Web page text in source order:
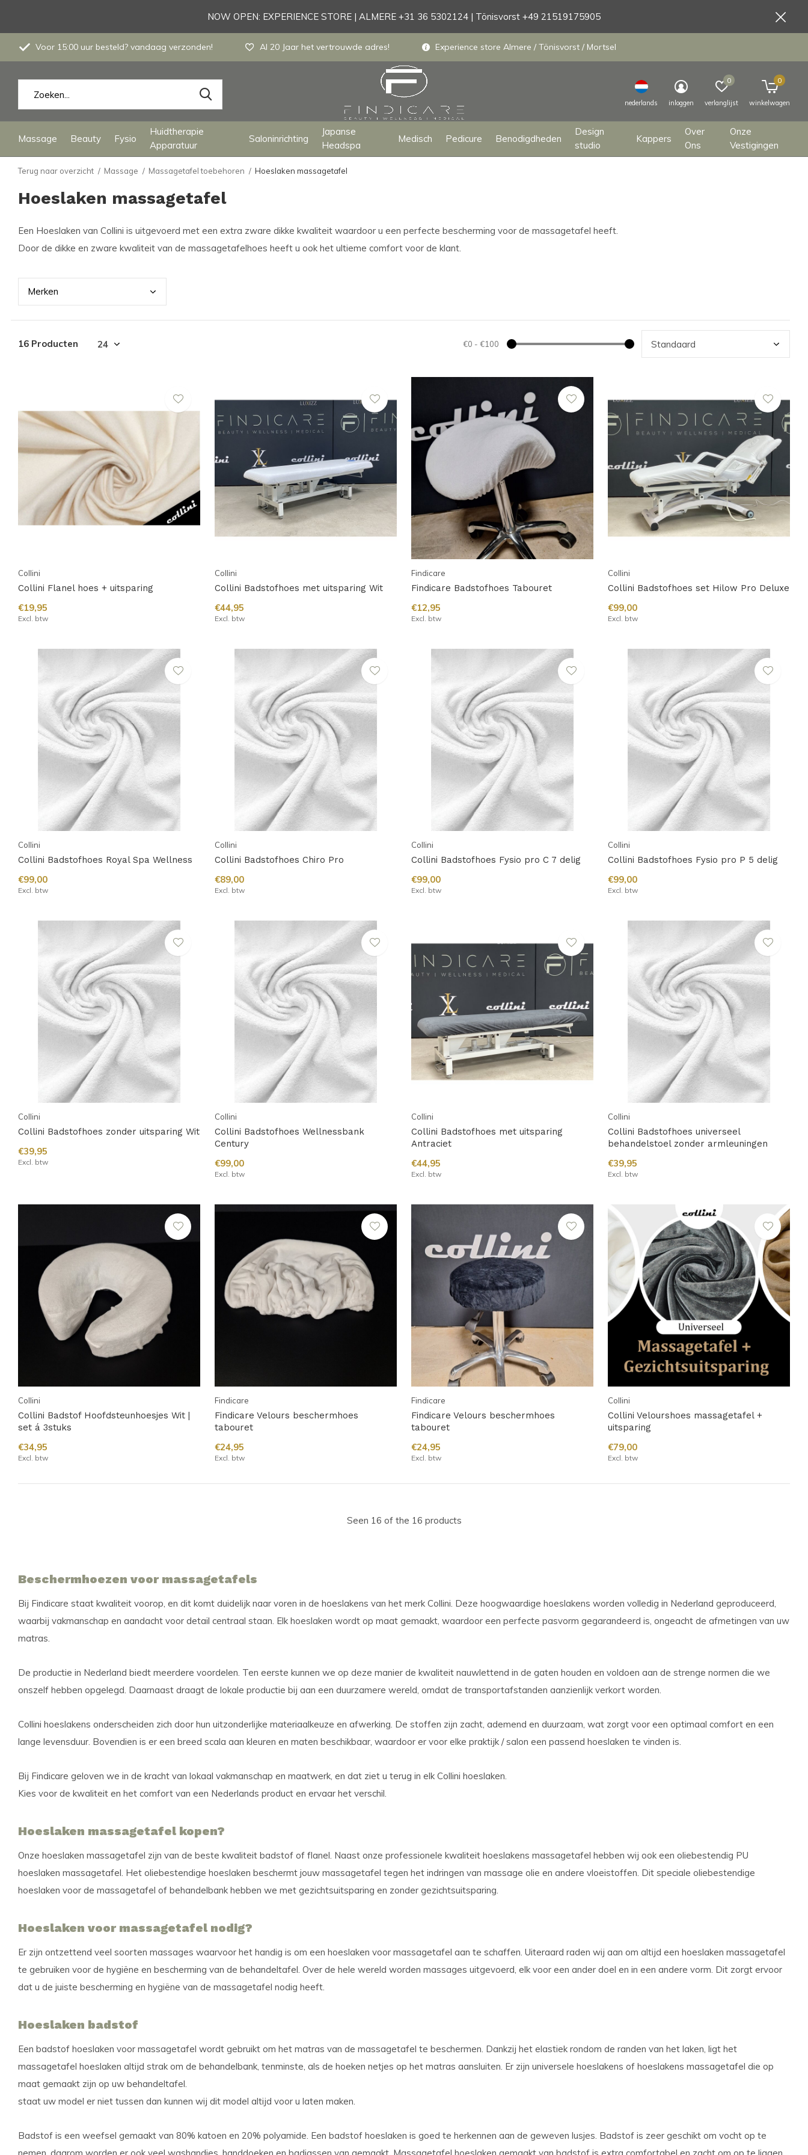
Massage Beauty Fysio
Huidtherapie
Apparatuur
Saloninrichting
Japanse
Headspa
Medisch Pedicure Benodigdheden
Design
studio
Kappers
Over
Ons
Onze
Vestigingen
nederlands inloggen verlanglijst
0
winkelwagen
0
Voor 15:00 uur besteld? vandaag verzonden! Al 20 Jaar het vertrouwde adres! Experience store Almere / Tönisvorst / Mortsel
NOW OPEN: EXPERIENCE STORE | ALMERE +31 36 5302124 | Tönisvorst +49 21519175905
Terug naar overzicht Massage Massagetafel toebehoren Hoeslaken massagetafel
Hoeslaken massagetafel
Een Hoeslaken van Collini is uitgevoerd met een extra zware dikke kwaliteit waardoor u een perfecte bescherming voor de massagetafel heeft.
Door de dikke en zware kwaliteit van de massagetafelhoes heeft u ook het ultieme comfort voor de klant.
Merken
16 Producten €0 - €100
Collini
Collini Flanel hoes + uitsparing
€19,95
Excl. btw
Collini
Collini Badstofhoes met uitsparing Wit
€44,95
Excl. btw
Findicare
Findicare Badstofhoes Tabouret
€12,95
Excl. btw
Collini
Collini Badstofhoes set Hilow Pro Deluxe
€99,00
Excl. btw
Collini
Collini Badstofhoes Royal Spa Wellness
€99,00
Excl. btw
Collini
Collini Badstofhoes Chiro Pro
€89,00
Excl. btw
Collini
Collini Badstofhoes Fysio pro C 7 delig
€99,00
Excl. btw
Collini
Collini Badstofhoes Fysio pro P 5 delig
€99,00
Excl. btw
Collini
Collini Badstofhoes zonder uitsparing Wit
€39,95
Excl. btw
Collini
Collini Badstofhoes Wellnessbank
Century
€99,00
Excl. btw
Collini
Collini Badstofhoes met uitsparing
Antraciet
€44,95
Excl. btw
Collini
Collini Badstofhoes universeel
behandelstoel zonder armleuningen
€39,95
Excl. btw
Collini
Collini Badstof Hoofdsteunhoesjes Wit |
set á 3stuks
€34,95
Excl. btw
Findicare
Findicare Velours beschermhoes
tabouret
€24,95
Excl. btw
Findicare
Findicare Velours beschermhoes
tabouret
€24,95
Excl. btw
Collini
Collini Velourshoes massagetafel +
uitsparing
€79,00
Excl. btw
Seen 16 of the 16 products
Beschermhoezen voor massagetafels
Bij Findicare staat kwaliteit voorop, en dit komt duidelijk naar voren in de hoeslakens van het merk Collini. Deze hoogwaardige hoeslakens worden volledig in Nederland geproduceerd,
waarbij vakmanschap en aandacht voor detail centraal staan. Elk hoeslaken wordt op maat gemaakt, waardoor een perfecte pasvorm gegarandeerd is, ongeacht de afmetingen van uw
matras.
De productie in Nederland biedt meerdere voordelen. Ten eerste kunnen we op deze manier de kwaliteit nauwlettend in de gaten houden en voldoen aan de strenge normen die we
onszelf hebben opgelegd. Daarnaast draagt de lokale productie bij aan een duurzamere wereld, omdat de transportafstanden aanzienlijk verkort worden.
Collini hoeslakens onderscheiden zich door hun uitzonderlijke materiaalkeuze en afwerking. De stoffen zijn zacht, ademend en duurzaam, wat zorgt voor een optimaal comfort en een
lange levensduur. Bovendien is er een breed scala aan kleuren en maten beschikbaar, waardoor er voor elke praktijk / salon een passend hoeslaken te vinden is.
Bij Findicare geloven we in de kracht van lokaal vakmanschap en maatwerk, en dat ziet u terug in elk Collini hoeslaken.
Kies voor de kwaliteit en het comfort van een Nederlands product en ervaar het verschil.
Hoeslaken massagetafel kopen?
Onze hoeslaken massagetafel zijn van de beste kwaliteit badstof of flanel. Naast onze professionele kwaliteit hoeslakens massagetafel hebben wij ook een oliebestendig PU
hoeslaken massagetafel. Het oliebestendige hoeslaken beschermt jouw massagetafel tegen het indringen van massage olie en andere vloeistoffen. Dit speciale oliebestendige
hoeslaken voor de massagetafel of behandelbank hebben we met gezichtsuitsparing en zonder gezichtsuitsparing.
Hoeslaken voor massagetafel nodig?
Er zijn ontzettend veel soorten massages waarvoor het handig is om een hoeslaken voor massagetafel aan te schaffen. Uiteraard raden wij aan om altijd een hoeslaken massagetafel
te gebruiken voor de hygiëne en bescherming van de behandeltafel. Over de hele wereld worden massages uitgevoerd, elk voor een ander doel en in een andere vorm. Dit zorgt ervoor
dat u de juiste bescherming en hygiëne van de massagetafel nodig heeft.
Hoeslaken badstof
Een badstof hoeslaken voor massagetafel wordt gebruikt om het matras van de massagetafel te beschermen. Dankzij het elastiek rondom de randen van het laken, ligt het
massagetafel hoeslaken altijd strak om de behandelbank, tenminste, als de hoeken netjes op het matras aansluiten. Er zijn universele hoeslakens of hoeslakens massagetafel die op
maat gemaakt zijn op uw behandeltafel.
staat uw model er niet tussen dan kunnen wij dit model altijd voor u laten maken.
Badstof is een weefsel gemaakt van 80% katoen en 20% polyamide. Een badstof hoeslaken is goed te herkennen aan de geweven lusjes. Badstof is zeer geschikt om vocht op te